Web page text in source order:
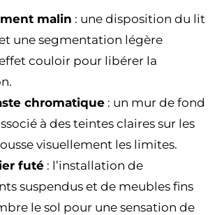
malin : une disposition du lit
une segmentation légère
couloir pour libérer la
chromatique : un mur de fond
à des teintes claires sur les
visuellement les limites.
futé : l’installation de
suspendus et de meubles fins
le sol pour une sensation de